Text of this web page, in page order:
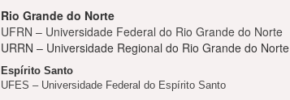
Rio Grande do Norte
UFRN – Universidade Federal do Rio Grande do Norte
URRN – Universidade Regional do Rio Grande do Norte
Espírito Santo
UFES – Universidade Federal do Espírito Santo